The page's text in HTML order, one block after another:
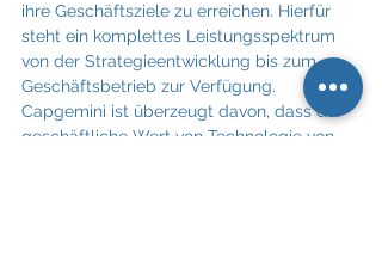
ihre Geschäftsziele zu erreichen. Hierfür
steht ein komplettes Leistungsspektrum
von der Strategieentwicklung bis zum
Geschäftsbetrieb zur Verfügung.
Capgemini ist überzeugt davon, dass der
geschäftliche Wert von Technologie von